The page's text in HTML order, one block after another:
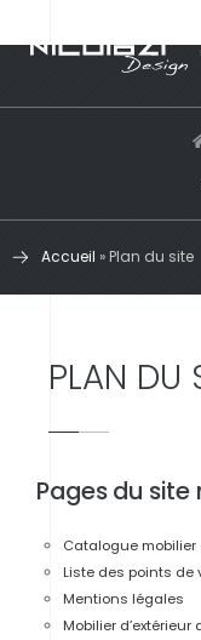
Accueil » Plan du site
PLAN DU
Pages du
Catalogue mobilier
Liste des points de
Mentions légales
Mobilier